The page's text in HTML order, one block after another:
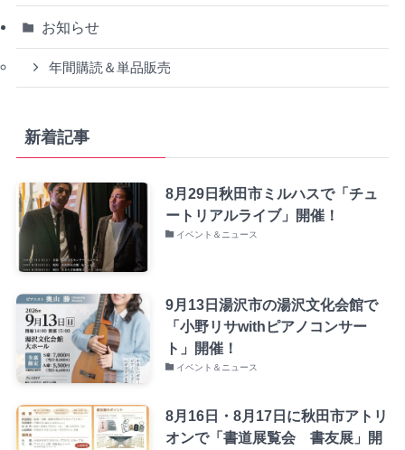
お知らせ
年間購読＆単品販売
新着記事
8月29日秋田市ミルハスで「チュ
ートリアルライブ」開催！
イベント＆ニュース
9月13日湯沢市の湯沢文化会館で
「小野リサwithピアノコンサー
ト」開催！
イベント＆ニュース
8月16日・8月17日に秋田市アトリ
オンで「書道展覧会 書友展」開